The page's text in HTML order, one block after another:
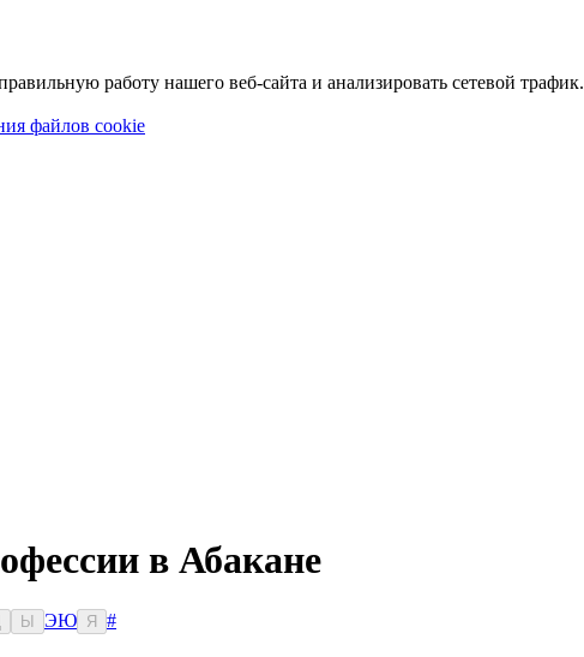
работу нашего веб-сайта и анализировать сетевой трафик.
файлов cookie
в Абакане
Ы ЭЮ Я
#